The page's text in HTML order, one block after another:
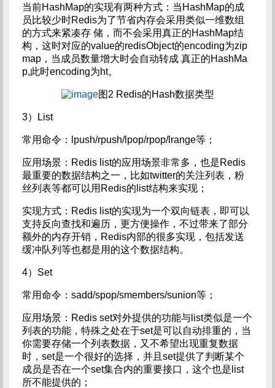
当前HashMap的实现有两种方式：当HashMap的成
员比较少时Redis为了节省内存会采用类似一维数组
的方式来紧凑存 储，而不会采用真正的HashMap结
构，这时对应的value的redisObject的encoding为zip
map，当成员数量增大时会自动转成 真正的HashMa
p,此时encoding为ht。
图2 Redis的Hash数据类型
3）List
常用命令：lpush/rpush/lpop/rpop/lrange等；
应用场景：Redis list的应用场景非常多，也是Redis
最重要的数据结构之一，比如twitter的关注列表，粉
丝列表等都可以用Redis的list结构来实现；
实现方式：Redis list的实现为一个双向链表，即可以
支持反向查找和遍历，更方便操作，不过带来了部分
额外的内存开销，Redis内部的很多实现，包括发送
缓冲队列等也都是用的这个数据结构。
4）Set
常用命令：sadd/spop/smembers/sunion等；
应用场景：Redis set对外提供的功能与list类似是一个
列表的功能，特殊之处在于set是可以自动排重的，当
你需要存储一个列表数据，又不希望出现重复数据
时，set是一个很好的选择，并且set提供了判断某个
成员是否在一个set集合内的重要接口，这个也是list
所不能提供的；